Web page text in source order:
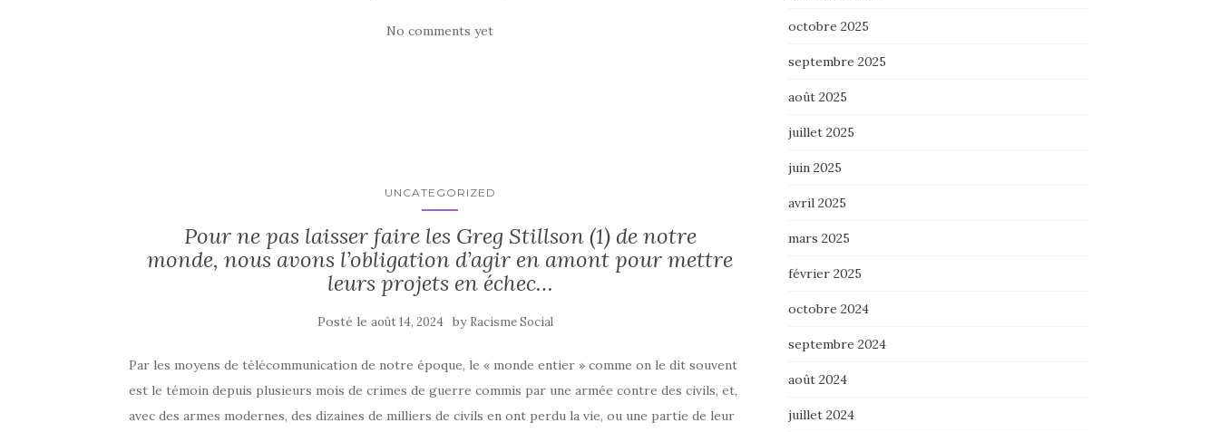
No comments yet
UNCATEGORIZED
Pour ne pas laisser faire les Greg Stillson (1) de notre
monde, nous avons l’obligation d’agir en amont pour mettre
leurs projets en échec…
Posté leaoût 14, 2024 by Racisme Social
Par les moyens de télécommunication de notre époque, le « monde entier » comme on le dit souvent
est le témoin depuis plusieurs mois de crimes de guerre commis par une armée contre des civils, et,
avec des armes modernes, des dizaines de milliers de civils en ont perdu la vie, ou une partie de leur
octobre 2025
septembre 2025
août 2025
juillet 2025
juin 2025
avril 2025
mars 2025
février 2025
octobre 2024
septembre 2024
août 2024
juillet 2024